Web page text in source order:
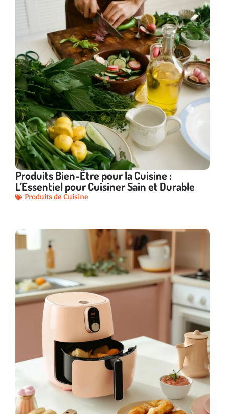
Produits Bien-Être pour la Cuisine :
L’Essentiel pour Cuisiner Sain et Durable
Produits de Cuisine